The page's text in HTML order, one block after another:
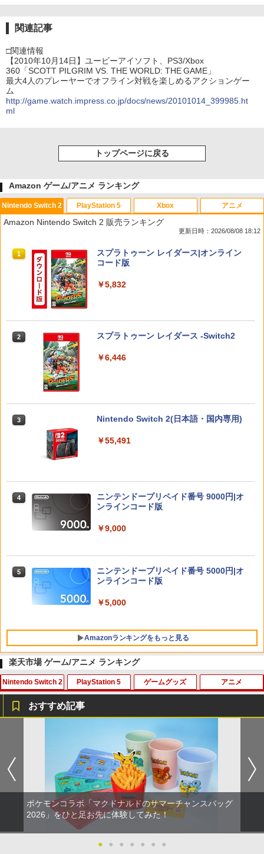
関連記事
□関連情報
【2010年10月14日】ユービーアイソフト、PS3/Xbox
360「SCOTT PILGRIM VS. THE WORLD: THE GAME」
最大4人のプレーヤーでオフライン対戦を楽しめるアクションゲー
ム
http://game.watch.impress.co.jp/docs/news/20101014_399985.ht
ml
トップページに戻る
Amazon ゲーム/アニメ ランキング
Nintendo Switch 2
Amazon Nintendo Switch 2 販売ランキング
更新日時：2026/08/08 18:12
1
スプラトゥーン レイダース|オンライン
コード版
￥5,832
2 スプラトゥーン レイダース -Switch2
￥6,446
3 Nintendo Switch 2(日本語・国内専用)
￥55,491
4
ニンテンドープリペイド番号 9000円|オ
ンラインコード版
￥9,000
5
ニンテンドープリペイド番号 5000円|オ
ンラインコード版
￥5,000
Amazonランキングをもっと見る
PlayStation 5
1
PlayStation 5 デジタル・エディション
￥55,000
Beast of Reincarnation -PS5 【特典】
プロダクトコード 封入
￥7,286
Xbox
1
【純正品】Xbox ワイヤレス コントロー
【純正品】Xbox ワイヤレス コントロー
ラー (ロボット ホワイト)
￥7,681
ラー (カーボンブラック)
アニメ
1
劇場版「鬼滅の刃」無限城編 第一章 猗
劇場版「鬼滅の刃」無限城編 第一章 猗
窩座再来 通常版 [DVD]
￥3,523
楽天市場 ゲーム/アニメ ランキング
Nintendo Switch 2
【特典】ファイナルファンタジー レゾナ
ンス Switch2版(【初回封入特典】魔導
船＆かけだし騎士の応援パック・かけだ
し騎士のスタートダッシュパック)
￥6,910
ustice(【早期購入封入特典】DLコード)
PlayStation 5
PRO FREAK V2 Cheeky (通常版) モデ
ル プロフリーク PS5 PS4 NS proチーキ
ー 凹型 FPS 無段階高さ調節 profreek バ
ージョン2 PS4 PS5 nintendo switch プ
ロコン対応【定形外郵便のみ送料無料】
Playstation 5特許取得済み日本製しまリ
ス堂
￥1,999
ゲームグッズ アニメ
アニプレックス ブルーレイディスク
劇場版「鬼滅の刃」無限列車編 通常版
￥4,400
【送料無料】劇場版「鬼滅の刃」無限城
編 第一章 猗窩座再来(通常版)【Blu-ra
y】/アニメーション[Blu-ray]【返品種別
A】
おすすめ記事
ポケモンコラボ「マクドナルドのサマーチャンスバッグ
2026」をひと足お先に体験してみた！
● ● ● ● ● ● ●